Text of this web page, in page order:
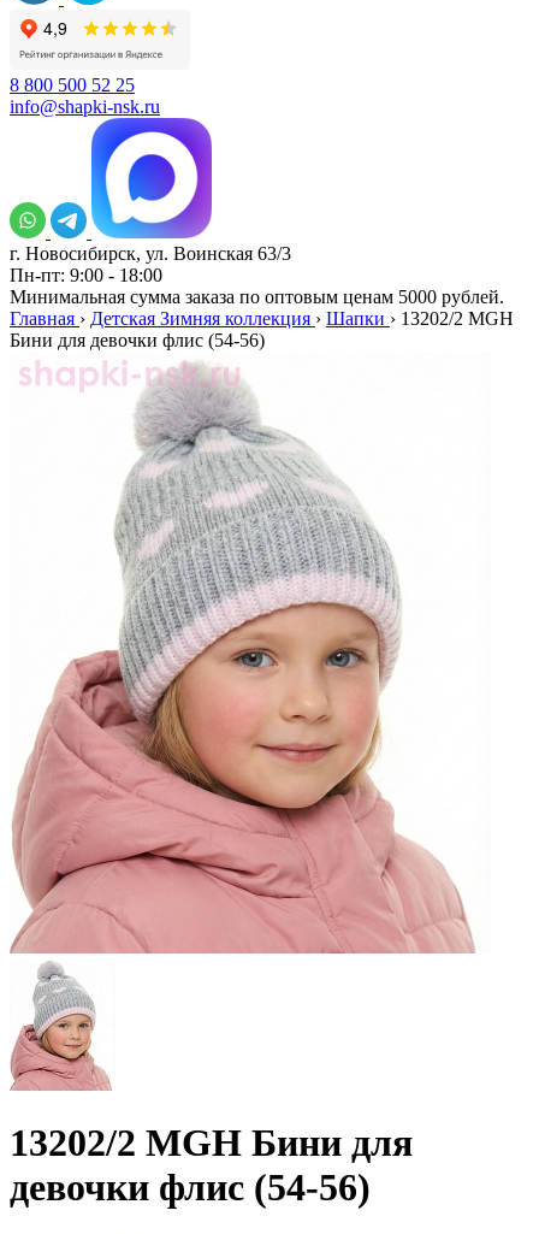
8 800 500 52 25
info@shapki-nsk.ru
г. Новосибирск, ул. Воинская 63/3
Пн-пт: 9:00 - 18:00
Минимальная сумма заказа по оптовым ценам 5000 рублей.
Главная › Детская Зимняя коллекция › Шапки › 13202/2 MGH
Бини для девочки флис (54-56)
13202/2 MGH Бини для
девочки флис (54-56)